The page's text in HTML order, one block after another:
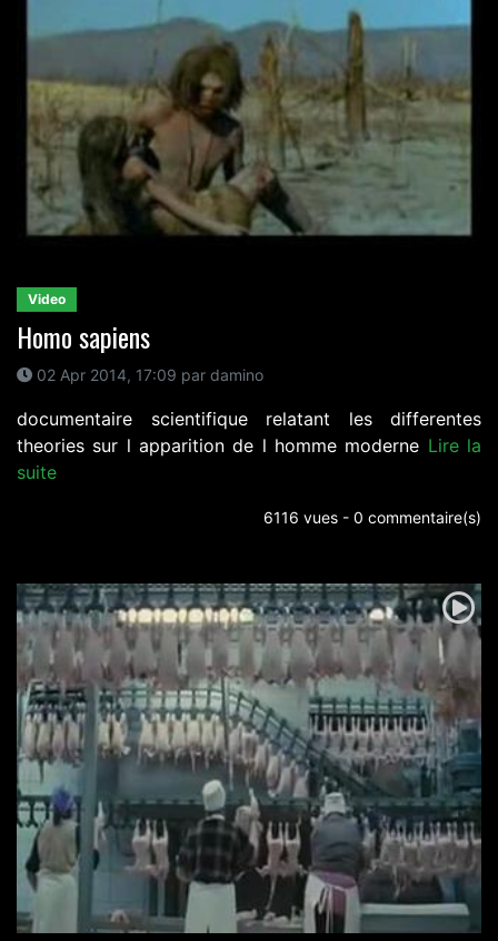
Video
Homo sapiens
02 Apr 2014, 17:09 par damino
documentaire scientifique relatant les differentes
theories sur l apparition de l homme moderne Lire la
suite
6116 vues - 0 commentaire(s)